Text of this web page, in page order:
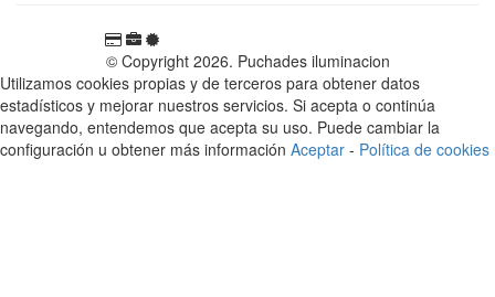
© Copyright 2026. Puchades iluminacion
Utilizamos cookies propias y de terceros para obtener datos
estadísticos y mejorar nuestros servicios. Si acepta o continúa
navegando, entendemos que acepta su uso. Puede cambiar la
configuración u obtener más información Aceptar - Política de cookies